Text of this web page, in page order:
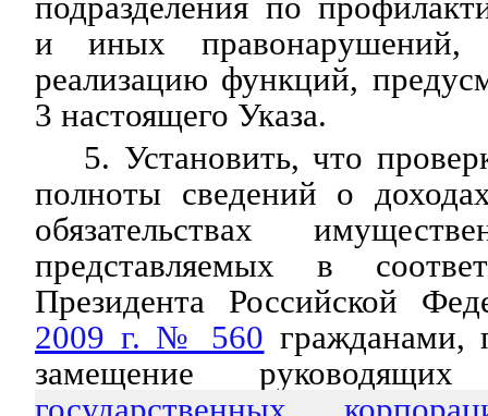
и иных правонарушений,
реализацию функций,
3 настоящего Указа.
5. Установить, что
полноты сведений о
обязательствах
представляемых в
Президента Российской
2009 г. № 560 гражданами,
замещение